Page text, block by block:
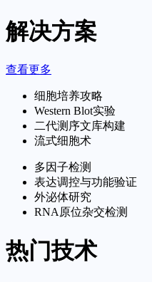
解决方案
查看更多
细胞培养攻略
Western Blot实验
二代测序文库构建
流式细胞术
多因子检测
表达调控与功能验证
外泌体研究
RNA原位杂交检测
热门技术